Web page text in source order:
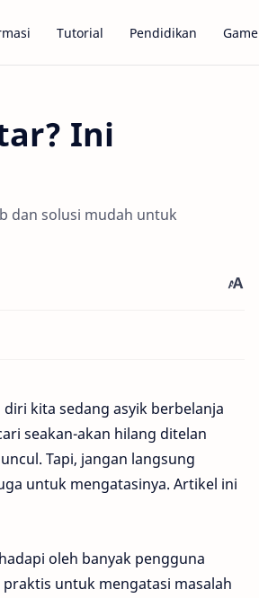
Tutorial Pendidikan Game
Ini
dan solusi mudah untuk
kita sedang asyik berbelanja
seakan-akan hilang ditelan
Tapi, jangan langsung
untuk mengatasinya. Artikel ini
oleh banyak pengguna
untuk mengatasi masalah